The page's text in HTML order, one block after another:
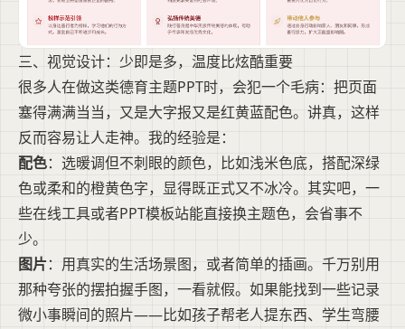
三、视觉设计：少即是多，温度比炫酷重要
很多人在做这类德育主题PPT时，会犯一个毛病：把页面
塞得满满当当，又是大字报又是红黄蓝配色。讲真，这样
反而容易让人走神。我的经验是：
配色：选暖调但不刺眼的颜色，比如浅米色底，搭配深绿
色或柔和的橙黄色字，显得既正式又不冰冷。其实吧，一
些在线工具或者PPT模板站能直接换主题色，会省事不
少。
图片：用真实的生活场景图，或者简单的插画。千万别用
那种夸张的摆拍握手图，一看就假。如果能找到一些记录
微小事瞬间的照片——比如孩子帮老人提东西、学生弯腰